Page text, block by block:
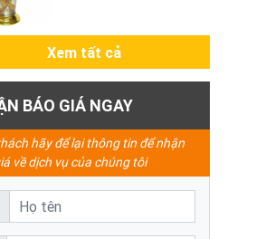
Xem tất cả
BÁO GIÁ NGAY
hãy để lại thông tin để nhận
về dịch vụ của chúng tôi